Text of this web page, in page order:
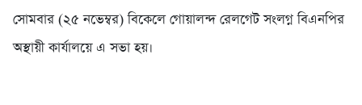
সোমবার (২৫ নভেম্বর) বিকেলে গোয়ালন্দ রেলগেট সংলগ্ন বিএনপির
অস্থায়ী কার্যালয়ে এ সভা হয়।